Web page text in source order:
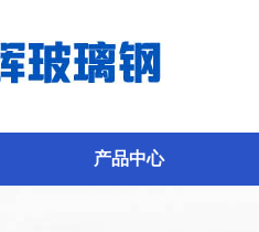
产品中心